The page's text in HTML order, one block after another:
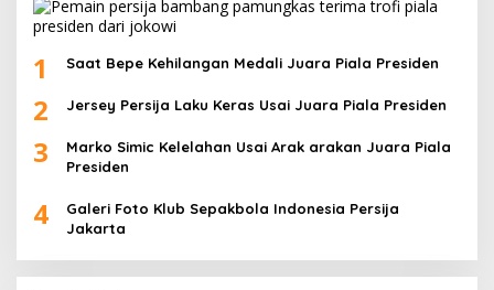
1 Saat Bepe Kehilangan Medali Juara Piala Presiden
2 Jersey Persija Laku Keras Usai Juara Piala Presiden
3
Marko Simic Kelelahan Usai Arak arakan Juara Piala
Presiden
4
Galeri Foto Klub Sepakbola Indonesia Persija
Jakarta